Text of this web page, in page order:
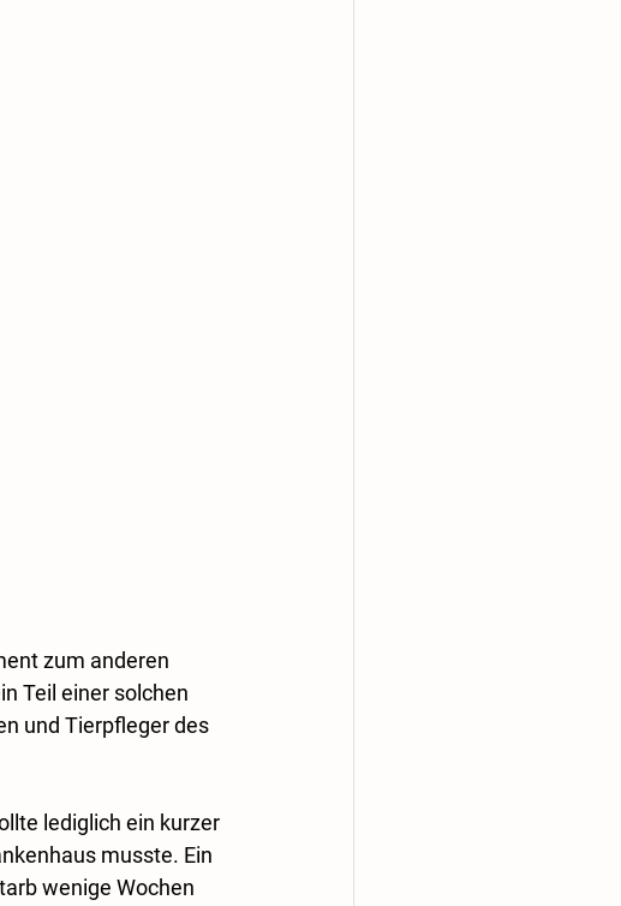
zum anderen
Teil einer solchen
und Tierpfleger des
lediglich ein kurzer
musste. Ein
wenige Wochen